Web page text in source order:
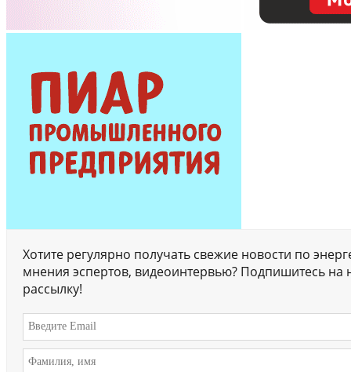
Хотите регулярно получать свежие новости по
мнения эспертов, видеоинтервью? Подпишитесь на
рассылку!